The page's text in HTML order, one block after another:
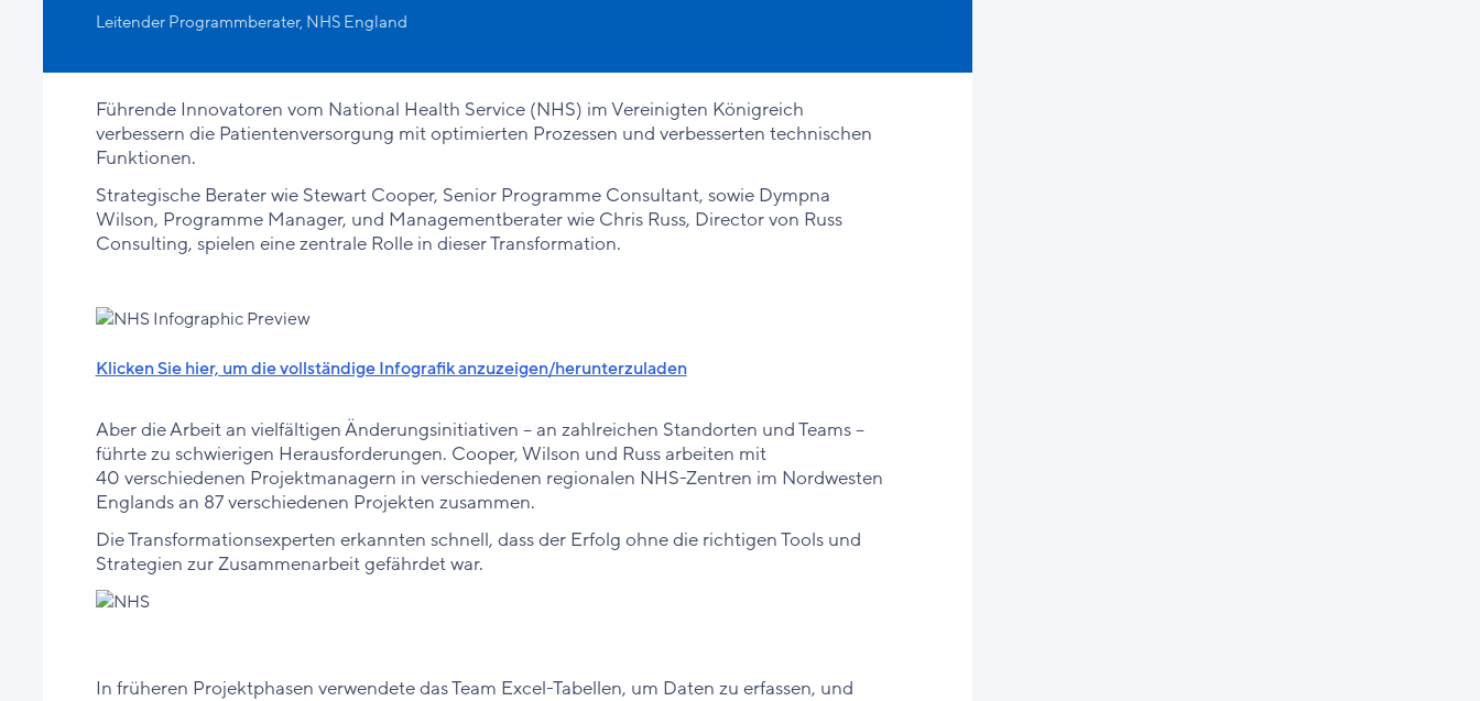
Leitender Programmberater, NHS England
Führende Innovatoren vom National Health Service (NHS) im Vereinigten Königreich
verbessern die Patientenversorgung mit optimierten Prozessen und verbesserten technischen
Funktionen.
Strategische Berater wie Stewart Cooper, Senior Programme Consultant, sowie Dympna
Wilson, Programme Manager, und Managementberater wie Chris Russ, Director von Russ
Consulting, spielen eine zentrale Rolle in dieser Transformation.
Klicken Sie hier, um die vollständige Infografik anzuzeigen/herunterzuladen
Aber die Arbeit an vielfältigen Änderungsinitiativen – an zahlreichen Standorten und Teams –
führte zu schwierigen Herausforderungen. Cooper, Wilson und Russ arbeiten mit
40 verschiedenen Projektmanagern in verschiedenen regionalen NHS-Zentren im Nordwesten
Englands an 87 verschiedenen Projekten zusammen.
Die Transformationsexperten erkannten schnell, dass der Erfolg ohne die richtigen Tools und
Strategien zur Zusammenarbeit gefährdet war.
In früheren Projektphasen verwendete das Team Excel-Tabellen, um Daten zu erfassen, und